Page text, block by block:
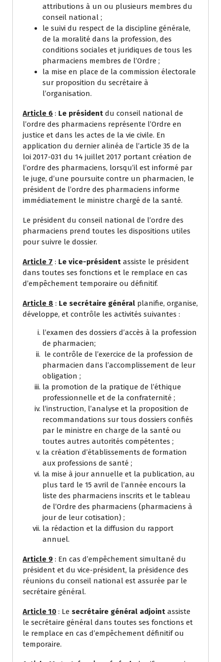
attributions à un ou plusieurs membres du
conseil national ;
le suivi du respect de la discipline générale,
de la moralité dans la profession, des
conditions sociales et juridiques de tous les
pharmaciens membres de l’Ordre ;
la mise en place de la commission électorale
sur proposition du secrétaire à
l’organisation.
Article 6 : Le président du conseil national de
l’ordre des pharmaciens représente l’Ordre en
justice et dans les actes de la vie civile. En
application du dernier alinéa de l’article 35 de la
loi 2017-031 du 14 juillet 2017 portant création de
l’ordre des pharmaciens, lorsqu’il est informé par
le juge, d’une poursuite contre un pharmacien, le
président de l’ordre des pharmaciens informe
immédiatement le ministre chargé de la santé.
Le président du conseil national de l’ordre des
pharmaciens prend toutes les dispositions utiles
pour suivre le dossier.
Article 7 : Le vice-président assiste le président
dans toutes ses fonctions et le remplace en cas
d’empêchement temporaire ou définitif.
Article 8 : Le secrétaire général planifie, organise,
développe, et contrôle les activités suivantes :
l’examen des dossiers d’accès à la profession
de pharmacien;
le contrôle de l’exercice de la profession de
pharmacien dans l’accomplissement de leur
obligation ;
la promotion de la pratique de l’éthique
professionnelle et de la confraternité ;
l’instruction, l’analyse et la proposition de
recommandations sur tous dossiers confiés
par le ministre en charge de la santé ou
toutes autres autorités compétentes ;
la création d’établissements de formation
aux professions de santé ;
la mise à jour annuelle et la publication, au
plus tard le 15 avril de l’année encours la
liste des pharmaciens inscrits et le tableau
de l’Ordre des pharmaciens (pharmaciens à
jour de leur cotisation) ;
la rédaction et la diffusion du rapport
annuel.
Article 9 : En cas d’empêchement simultané du
président et du vice-président, la présidence des
réunions du conseil national est assurée par le
secrétaire général.
Article 10 : Le secrétaire général adjoint assiste
le secrétaire général dans toutes ses fonctions et
le remplace en cas d’empêchement définitif ou
temporaire.